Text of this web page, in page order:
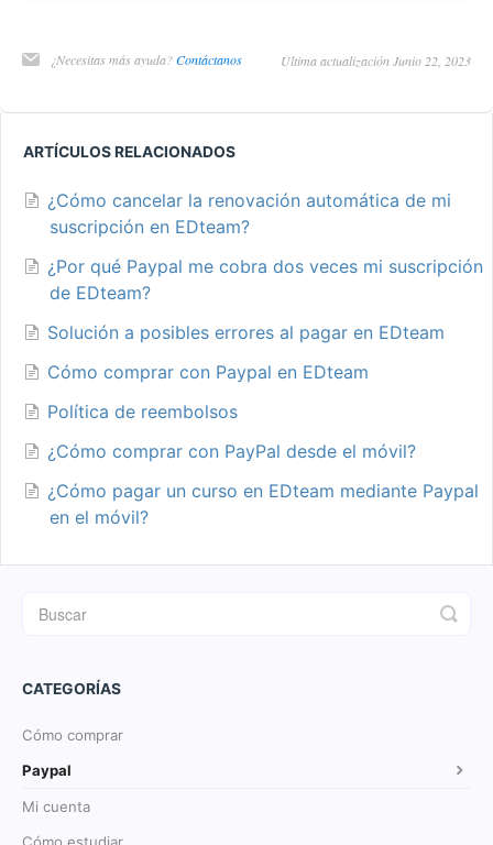
¿Necesitas más ayuda?Contáctanos Última actualización Junio 22, 2023
ARTÍCULOS RELACIONADOS
¿Cómo cancelar la renovación automática de mi
suscripción en EDteam?
¿Por qué Paypal me cobra dos veces mi suscripción
de EDteam?
Solución a posibles errores al pagar en EDteam
Cómo comprar con Paypal en EDteam
Política de reembolsos
¿Cómo comprar con PayPal desde el móvil?
¿Cómo pagar un curso en EDteam mediante Paypal
en el móvil?
CATEGORÍAS
Cómo comprar
Paypal
Mi cuenta